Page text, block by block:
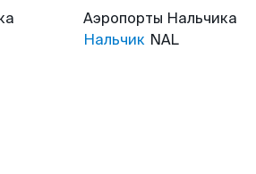
Аэропорты Нальчика
Нальчик NAL